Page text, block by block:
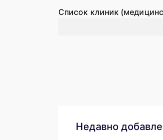
Список клиник
Недавно